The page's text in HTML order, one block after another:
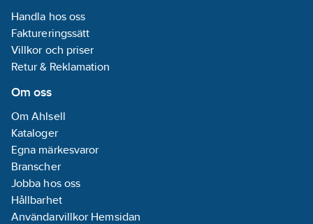
Handla hos oss
Faktureringssätt
Villkor och priser
Retur & Reklamation
Om oss
Om Ahlsell
Kataloger
Egna märkesvaror
Branscher
Jobba hos oss
Hållbarhet
Användarvillkor Hemsidan